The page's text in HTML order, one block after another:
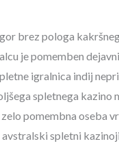
brez pologa
je pomemben
igralnica indij
spletnega kazino
pomembna oseba
spletni